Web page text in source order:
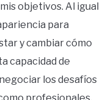
objetivos. Al igual
para
y cambiar cómo
capacidad de
los desafíos